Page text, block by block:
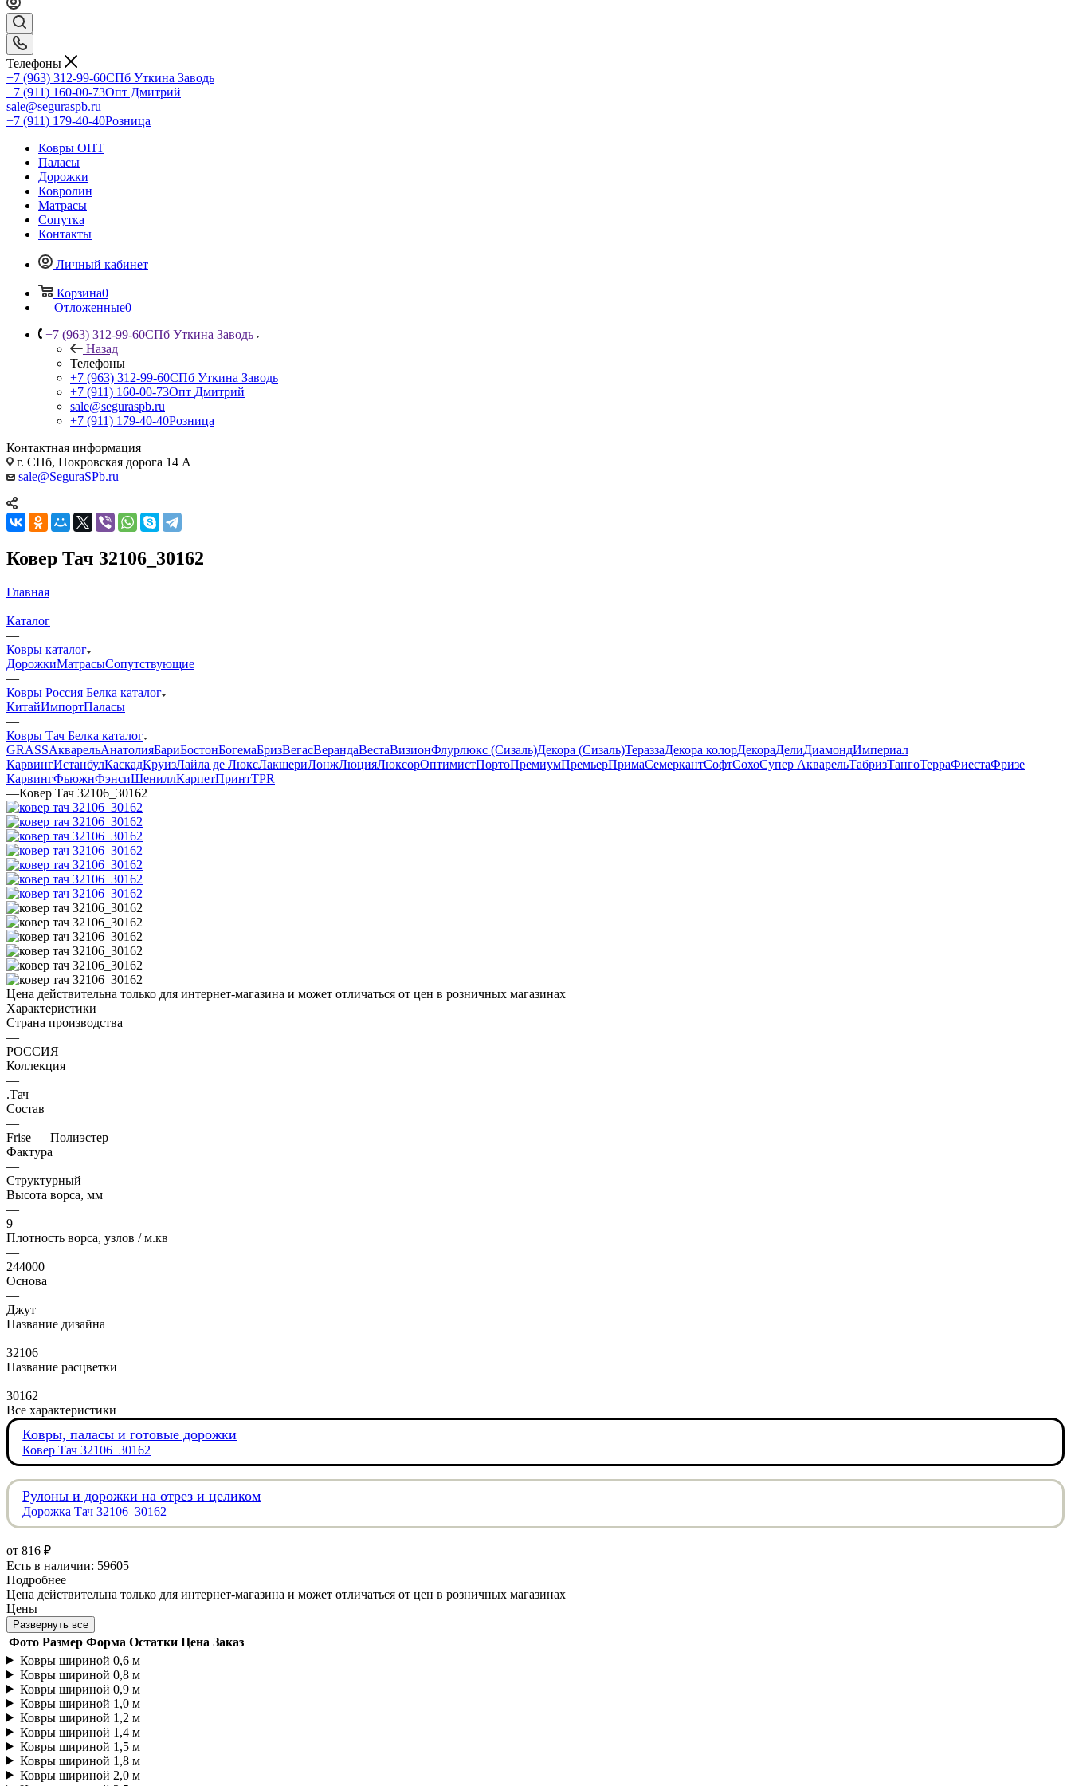
Телефоны
+7 (963) 312-99-60СПб Уткина Заводь
+7 (911) 160-00-73Опт Дмитрий
sale@seguraspb.ru
+7 (911) 179-40-40Розница
Ковры ОПТ
Паласы
Дорожки
Ковролин
Матрасы
Сопутка
Контакты
Личный кабинет
Корзина0
Отложенные0
+7 (963) 312-99-60СПб Уткина Заводь
Назад
Телефоны
+7 (963) 312-99-60СПб Уткина Заводь
+7 (911) 160-00-73Опт Дмитрий
sale@seguraspb.ru
+7 (911) 179-40-40Розница
Контактная информация
г. СПб, Покровская дорога 14 А
sale@SeguraSPb.ru
Ковер Тач 32106_30162
Главная
—
Каталог
—
Ковры каталог
ДорожкиМатрасыСопутствующие
—
Ковры Россия Белка каталог
КитайИмпортПаласы
—
Ковры Тач Белка каталог
GRASSАкварельАнатолияБариБостонБогемаБризВегасВерандаВестаВизионФлурлюкс (Сизаль)Декора (Сизаль)ТераззаДекора колорДекораДелиДиамондИмпериал
КарвингИстанбулКаскадКруизЛайла де ЛюксЛакшериЛонжЛюцияЛюксорОптимистПортоПремиумПремьерПримаСемеркантСофтСохоСупер АкварельТабризТангоТерраФиестаФризе
КарвингФьюжнФэнсиШениллКарпетПринтTPR
—Ковер Тач 32106_30162
Цена действительна только для интернет-магазина и может отличаться от цен в розничных магазинах
Характеристики
Страна производства
—
РОССИЯ
Коллекция
—
.Тач
Состав
—
Frise — Полиэстер
Фактура
—
Структурный
Высота ворса, мм
—
9
Плотность ворса, узлов / м.кв
—
244000
Основа
—
Джут
Название дизайна
—
32106
Название расцветки
—
30162
Все характеристики
Ковры, паласы и готовые дорожки
Ковер Тач 32106_30162
Рулоны и дорожки на отрез и целиком
Дорожка Тач 32106_30162
от 816 ₽
Есть в наличии: 59605
Подробнее
Цена действительна только для интернет-магазина и может отличаться от цен в розничных магазинах
Цены
Развернуть все
Фото Размер Форма Остатки Цена Заказ
Ковры шириной 0,6 м
Ковры шириной 0,8 м
Ковры шириной 0,9 м
Ковры шириной 1,0 м
Ковры шириной 1,2 м
Ковры шириной 1,4 м
Ковры шириной 1,5 м
Ковры шириной 1,8 м
Ковры шириной 2,0 м